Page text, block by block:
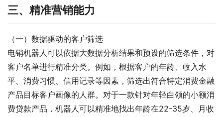
三、精准营销能力
（一）数据驱动的客户筛选
电销机器人可以依据大数据分析结果和预设的筛选条件，对
客户名单进行精准分类。例如，根据客户的年龄、收入水
平、消费习惯、信用记录等因素，筛选出符合特定消费金融
产品目标客户画像的人群。对于一款针对年轻白领的小额消
费贷款产品，机器人可以精准地找出年龄在22-35岁、月收